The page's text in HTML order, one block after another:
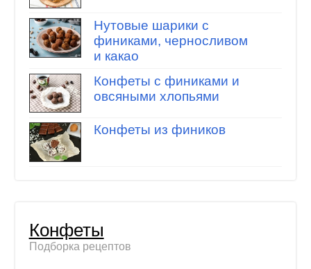
Нутовые шарики с
финиками, черносливом
и какао
Конфеты с финиками и
овсяными хлопьями
Конфеты из фиников
Конфеты
Подборка рецептов